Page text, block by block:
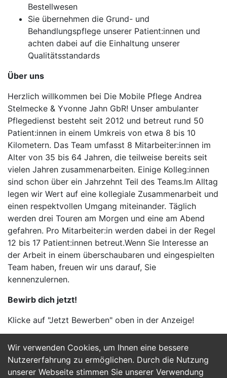
Wir verwenden Cookies, um Ihnen eine bessere
Nutzererfahrung zu ermöglichen. Durch die Nutzung
unserer Webseite stimmen Sie unserer Verwendung
Bestellwesen
Sie übernehmen die Grund- und
Behandlungspflege unserer Patient:innen und
achten dabei auf die Einhaltung unserer
Qualitätsstandards
Über uns
Herzlich willkommen bei Die Mobile Pflege Andrea
Stelmecke & Yvonne Jahn GbR! Unser ambulanter
Pflegedienst besteht seit 2012 und betreut rund 50
Patient:innen in einem Umkreis von etwa 8 bis 10
Kilometern. Das Team umfasst 8 Mitarbeiter:innen im
Alter von 35 bis 64 Jahren, die teilweise bereits seit
vielen Jahren zusammenarbeiten. Einige Kolleg:innen
sind schon über ein Jahrzehnt Teil des Teams.Im Alltag
legen wir Wert auf eine kollegiale Zusammenarbeit und
einen respektvollen Umgang miteinander. Täglich
werden drei Touren am Morgen und eine am Abend
gefahren. Pro Mitarbeiter:in werden dabei in der Regel
12 bis 17 Patient:innen betreut.Wenn Sie Interesse an
der Arbeit in einem überschaubaren und eingespielten
Team haben, freuen wir uns darauf, Sie
kennenzulernen.
Bewirb dich jetzt!
Klicke auf "Jetzt Bewerben" oben in der Anzeige!
Jetzt Bewerben